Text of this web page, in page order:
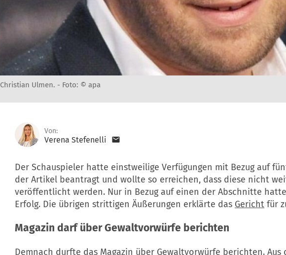
Christian Ulmen. - Foto: © apa
Von:
Verena Stefenelli
Der Schauspieler hatte einstweilige Verfügungen mit Bezug auf
der Artikel beantragt und wollte so erreichen, dass diese nicht
veröffentlicht werden. Nur in Bezug auf einen der Abschnitte
Erfolg. Die übrigen strittigen Äußerungen erklärte das Gericht für
Magazin darf über Gewaltvorwürfe berichten
Demnach durfte das Magazin über Gewaltvorwürfe berichten. Aus